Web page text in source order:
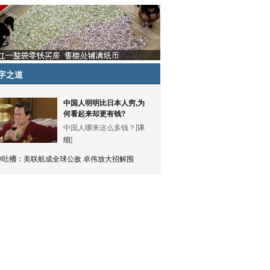
之道
中国人明明比日本人穷,为
何看起来却更有钱?
中国人哪来这么多钱？[详
细]
槽： 美联航成全球公敌 卓伟放大招解围